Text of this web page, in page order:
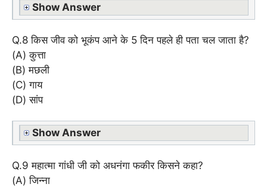
Show Answer
Q.8 किस जीव को भूकंप आने के 5 दिन पहले ही पता चल जाता है?
(A) कुत्ता
(B) मछली
(C) गाय
(D) सांप
Show Answer
Q.9 महात्मा गांधी जी को अधनंगा फकीर किसने कहा?
(A) जिन्ना